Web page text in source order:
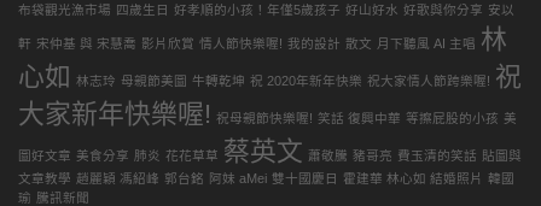
布袋觀光漁市場 四歲生日 好孝順的小孩！年僅5歲孩子 好山好水 好歌與你分享 安以
軒 宋仲基 與 宋慧喬 影片欣賞 情人節快樂喔! 我的設計 散文 月下聽風 AI 主唱 林
心如 林志玲 母親節美圖 牛轉乾坤 祝 2020年新年快樂 祝大家情人節跨樂喔! 祝
大家新年快樂喔! 祝母親節快樂喔! 笑話 復興中華 等擦屁股的小孩 美
圖好文章 美食分享 肺炎 花花草草 蔡英文 蕭敬騰 豬哥亮 費玉清的笑話 貼圖與
文章教學 趙麗穎 馮紹峰 郭台銘 阿妹 aMei 雙十國慶日 霍建華 林心如 結婚照片
韓國
瑜 騰訊新聞